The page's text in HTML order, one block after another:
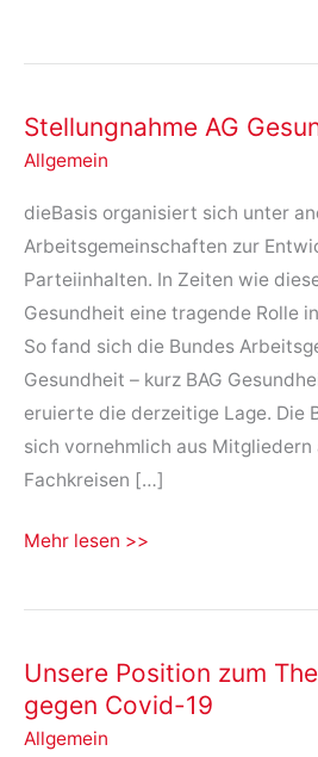
Stellungnahme AG
Allgemein
dieBasis organisiert sich unter
Arbeitsgemeinschaften zur
Parteiinhalten. In Zeiten wie
Gesundheit eine tragende Rolle
So fand sich die Bundes
Gesundheit – kurz BAG
eruierte die derzeitige Lage. Die
sich vornehmlich aus Mitgliedern
Fachkreisen […]
Stellungnahme
Gesundheit
Mehr lesen >>
Unsere Position zum
gegen Covid-19
Allgemein